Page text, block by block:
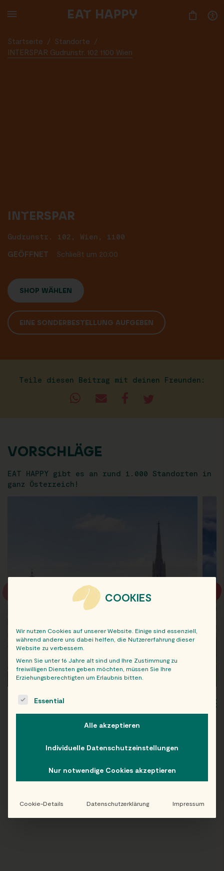
TO
Startseite / Standorte
/
INTERSPAR Gudrunstr. 102 1100 Wien
INTERSPAR
Gudrunstr. 102, Wien, 1100
GEÖFFNET
Schließt um 20:00
SHOP WÄHLEN
EINE SONDERBESTELLUNG AUFGEBEN
Teile diesen Beitrag mit deinen Freunden:
VORSCHLÄGE
EAT HAPPY gibt es an rund 1.000 Standorten in
ganz Österreich!
WIEN
Folge uns auf Instagram!
COOKIES
Wir nutzen Cookies auf unserer Website. Einige sind essenziell,
während andere uns dabei helfen, die Nutzererfahrung dieser
Website zu verbessern.
Wenn Sie unter 16 Jahre alt sind und Ihre Zustimmung zu
freiwilligen Diensten geben möchten, müssen Sie Ihre
Erziehungsberechtigten um Erlaubnis bitten.
The following is a list of service groups for which consent
Essential
Alle akzeptieren
Individuelle Datenschutzeinstellungen
Nur notwendige Cookies akzeptieren
Cookie-Details Datenschutzerklärung Impressum